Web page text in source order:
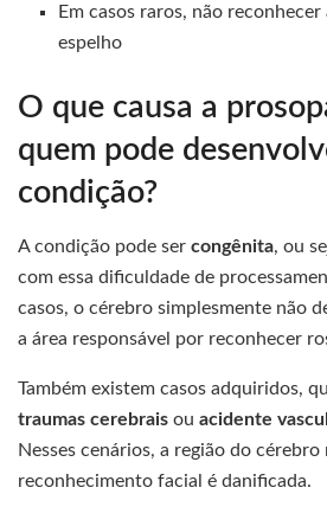
Em casos raros, não
espelho
O que causa a
quem pode
condição?
A condição pode ser congênita, ou
com essa dificuldade de
casos, o cérebro simplesmente não
a área responsável por reconhecer
Também existem casos adquiridos,
traumas cerebrais ou acidente
Nesses cenários, a região do
reconhecimento facial é danificada.